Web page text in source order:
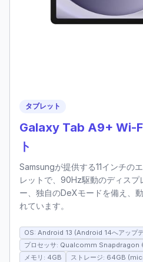
タブレット
Galaxy Tab A9+ Wi-
ト
Samsungが提供する11インチの
レットで、90Hz駆動のディスプ
ー、独自のDeXモードを備え、
れています。
OS: Android 13 (Android 14へアップ
プロセッサ: Qualcomm
メモリ: 4GB
ストレージ: 64GB